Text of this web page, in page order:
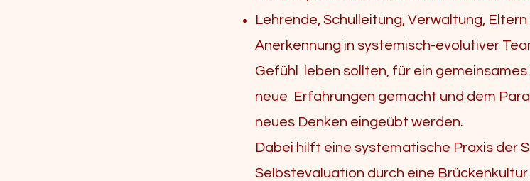
Lehrende, Schulleitung, Verwaltung,
Anerkennung in systemisch-evolutiver
Gefühl leben sollten, für ein
neue Erfahrungen gemacht und dem
neues Denken eingeübt werden.
Dabei hilft eine systematische Praxis der
Selbstevaluation durch eine